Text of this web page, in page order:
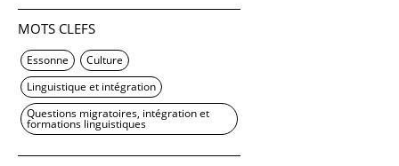
MOTS CLEFS
Essonne
Culture
Linguistique et intégration
Questions migratoires, intégration et
formations linguistiques